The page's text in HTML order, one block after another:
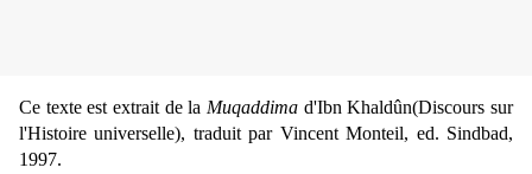
Ce texte est extrait de la Muqaddima d'Ibn Khaldûn(Discours sur
l'Histoire universelle), traduit par Vincent Monteil, ed. Sindbad,
1997.